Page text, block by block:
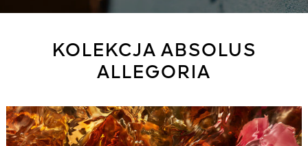
KOLEKCJA ABSOLUS
ALLEGORIA